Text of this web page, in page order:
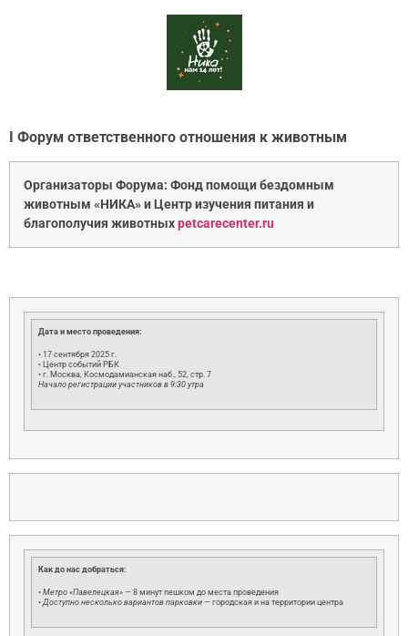
I Форум ответственного отношения к животным
Организаторы Форума: Фонд помощи бездомным
животным «НИКА» и Центр изучения питания и
благополучия животныхpetcarecenter.ru
Дата и место проведения:
• 17 сентября 2025 г.
• Центр событий РБК
• г. Москва, Космодамианская наб., 52, стр. 7
Начало регистрации участников в 9:30 утра
Как до нас добраться:
•Метро «Павелецкая»— 8 минут пешком до места проведения
• Доступно несколько вариантов парковки— городская и на территории центра